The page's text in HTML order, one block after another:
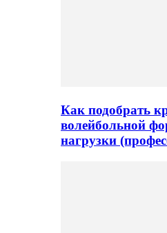
Как подобрать
волейбольной
нагрузки